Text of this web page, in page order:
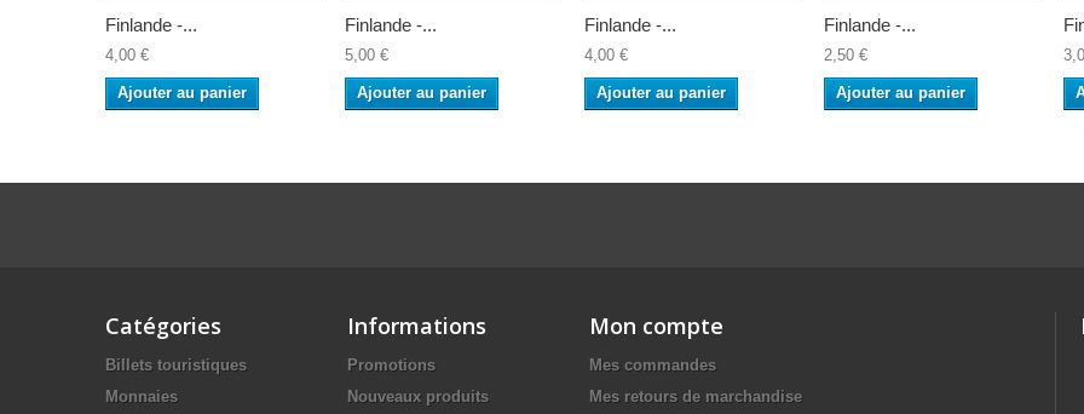
Finlande -...
4,00 €
Ajouter au panier
Finlande -...
5,00 €
Ajouter au panier
Finlande -...
4,00 €
Ajouter au panier
Finlande -...
2,50 €
Ajouter au panier
Catégories
Billets touristiques
Monnaies
Informations
Promotions
Nouveaux produits
Mon compte
Mes commandes
Mes retours de marchandise